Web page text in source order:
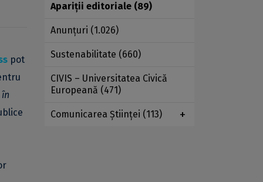
pot
Apariţii editoriale (89)
Anunţuri (1.026)
Sustenabilitate (660)
CIVIS – Universitatea Civică
Europeană (471)
Comunicarea Ştiinţei (113)